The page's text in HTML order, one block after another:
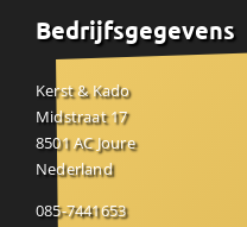
Bedrijfsgegevens
Kerst & Kado
Midstraat 17
8501 AC Joure
Nederland
085-7441653